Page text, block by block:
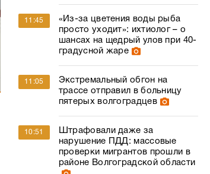
11:45
«Из-за цветения воды рыба
просто уходит»: ихтиолог – о
шансах на щедрый улов при 40-
градусной жаре
11:05
Экстремальный обгон на
трассе отправил в больницу
пятерых волгоградцев
10:51
Штрафовали даже за
нарушение ПДД: массовые
проверки мигрантов прошли в
районе Волгоградской области